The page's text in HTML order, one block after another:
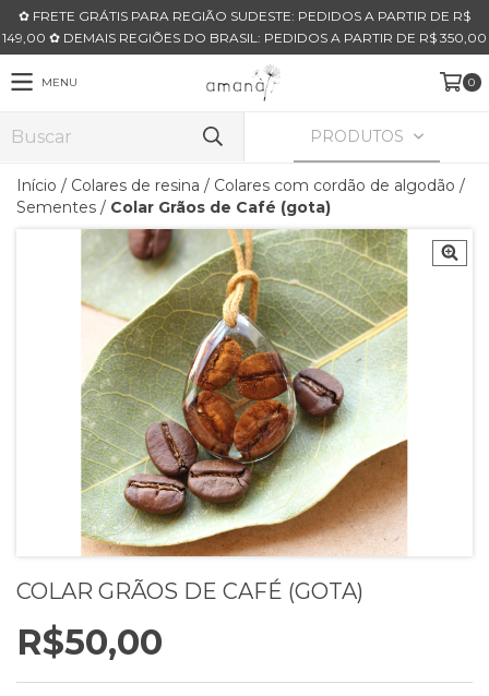
✿ FRETE GRÁTIS PARA REGIÃO SUDESTE: PEDIDOS A PARTIR DE R$
149,00 ✿ DEMAIS REGIÕES DO BRASIL: PEDIDOS A PARTIR DE R$ 350,00
MENU 0
PRODUTOS
Início / Colares de resina / Colares com cordão de algodão /
Sementes / Colar Grãos de Café (gota)
COLAR GRÃOS DE CAFÉ (GOTA)
R$50,00